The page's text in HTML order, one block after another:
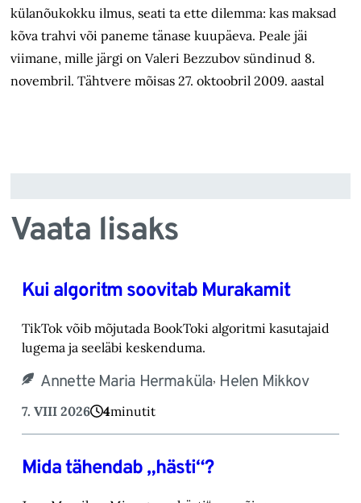
külanõukokku ilmus, seati ta ette dilemma: kas maksad
kõva trahvi või paneme tänase kuupäeva. Peale jäi
viimane, mille järgi on Valeri Bezzubov sündinud 8.
novembril. Tähtvere mõisas 27. oktoobril 2009. aastal
Vaata lisaks
Kui algoritm soovitab Murakamit
TikTok võib mõjutada BookToki algoritmi kasutajaid
lugema ja seeläbi keskenduma.‎
Annette Maria Hermaküla, Helen Mikkov
7. VIII 2026 4minutit
Mida tähendab „hästi“?